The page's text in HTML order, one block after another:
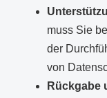
muss Sie
der
von
Rückgabe